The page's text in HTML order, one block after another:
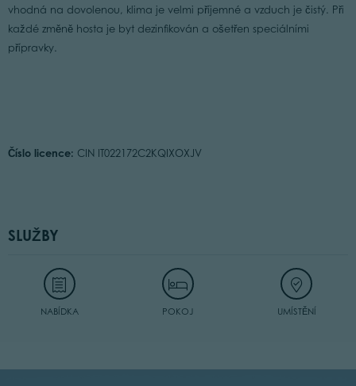
vhodná na dovolenou, klima je velmi příjemné a vzduch je čistý. Při
každé změně hosta je byt dezinfikován a ošetřen speciálními
přípravky.
Číslo licence: CIN IT022172C2KQIXOXJV
SLUŽBY
NABÍDKA POKOJ UMÍSTĚNÍ